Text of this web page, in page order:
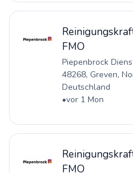
FMO
Piepenbrock
48268, Greven,
Deutschland
•vor 1 Mon
FMO